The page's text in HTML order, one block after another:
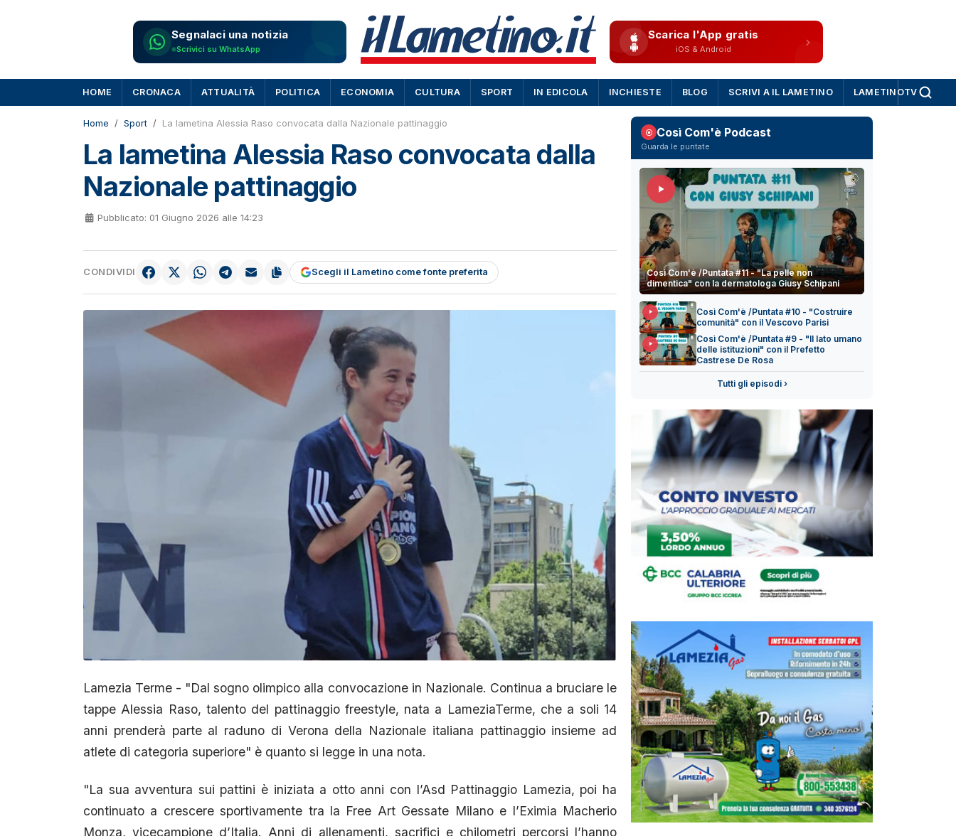
Segnalaci una notizia
Scrivici su WhatsApp
Scarica l'App gratis
iOS & Android
HOME CRONACA ATTUALITÀ POLITICA ECONOMIA CULTURA SPORT IN EDICOLA INCHIESTE BLOG SCRIVI A IL LAMETINO LAMETINOTV
Home Sport La lametina Alessia Raso convocata dalla Nazionale pattinaggio
La lametina Alessia Raso convocata dalla
Nazionale pattinaggio
Pubblicato: 01 Giugno 2026 alle 14:23
CONDIVIDI Scegli il Lametino come fonte preferita
Lamezia Terme - "Dal sogno olimpico alla convocazione in Nazionale. Continua a bruciare le
tappe Alessia Raso, talento del pattinaggio freestyle, nata a LameziaTerme, che a soli 14
anni prenderà parte al raduno di Verona della Nazionale italiana pattinaggio insieme ad
atlete di categoria superiore" è quanto si legge in una nota.
"La sua avventura sui pattini è iniziata a otto anni con l’Asd Pattinaggio Lamezia, poi ha
continuato a crescere sportivamente tra la Free Art Gessate Milano e l’Eximia Macherio
Monza, vicecampione d’Italia. Anni di allenamenti, sacrifici e chilometri percorsi l’hanno
Così Com'è Podcast
Guarda le puntate
Così Com'è /Puntata #11 - "La pelle non
dimentica" con la dermatologa Giusy Schipani
Così Com'è /Puntata #10 - "Costruire
comunità" con il Vescovo Parisi
Così Com'è /Puntata #9 - "Il lato umano
delle istituzioni" con il Prefetto
Castrese De Rosa
Tutti gli episodi ›